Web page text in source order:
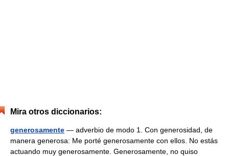
Mira otros diccionarios:
generosamente — adverbio de modo 1. Con generosidad, de
manera generosa: Me porté generosamente con ellos. No estás
actuando muy generosamente. Generosamente, no quiso